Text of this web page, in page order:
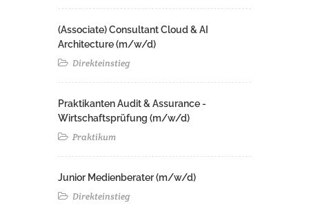
(Associate) Consultant Cloud & AI
Architecture (m/w/d)​ ​
Direkteinstieg
Praktikanten Audit & Assurance -
Wirtschaftsprüfung (m/w/d)
Praktikum
Junior Medienberater (m/w/d)
Direkteinstieg